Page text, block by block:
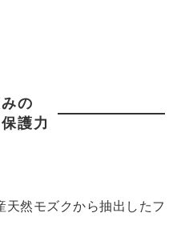
の
護力
天然モズクから抽出したフ